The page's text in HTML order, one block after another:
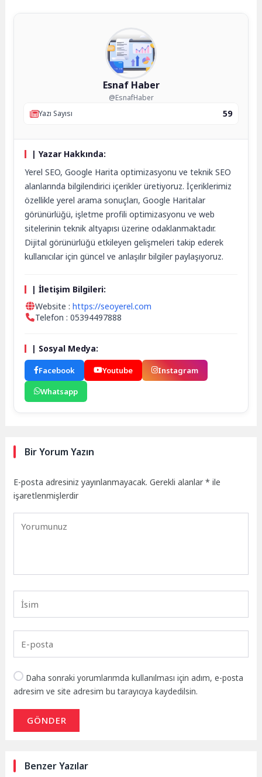
Esnaf Haber
@EsnafHaber
Yazı Sayısı
59
| Yazar Hakkında:
Yerel SEO, Google Harita optimizasyonu ve teknik SEO
alanlarında bilgilendirici içerikler üretiyoruz. İçeriklerimiz
özellikle yerel arama sonuçları, Google Haritalar
görünürlüğü, işletme profili optimizasyonu ve web
sitelerinin teknik altyapısı üzerine odaklanmaktadır.
Dijital görünürlüğü etkileyen gelişmeleri takip ederek
kullanıcılar için güncel ve anlaşılır bilgiler paylaşıyoruz.
| İletişim Bilgileri:
Website :https://seoyerel.com
Telefon : 05394497888
| Sosyal Medya:
Facebook Youtube
Instagram
Whatsapp
Bir Yorum Yazın
E-posta adresiniz yayınlanmayacak. Gerekli alanlar* ile
işaretlenmişlerdir
Daha sonraki yorumlarımda kullanılması için adım, e-posta
adresim ve site adresim bu tarayıcıya kaydedilsin.
GÖNDER
Benzer Yazılar